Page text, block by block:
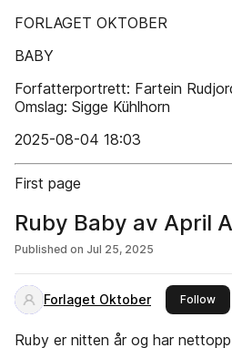
FORLAGET OKTOBER
BABY
Forfatterportrett: Fartein
Omslag: Sigge Kühlhorn
2025-08-04 18:03
First page
Ruby Baby av April
Published on Jul 25, 2025
Forlaget Oktober Follow
Ruby er nitten år og har